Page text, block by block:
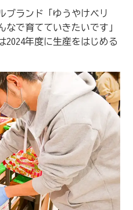
ブランド「ゆうやけベリ
なで育てていきたいです」
2024年度に生産をはじめる